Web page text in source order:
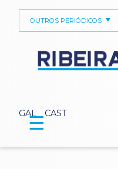
GAL CAST
OUTROS PERIÓDICOS
☰